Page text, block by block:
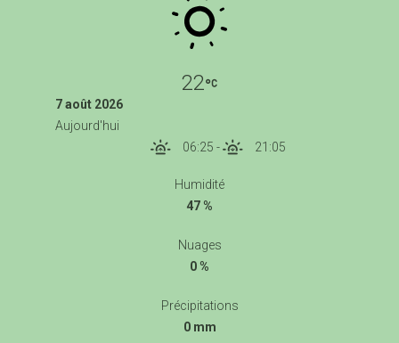
22
7 août 2026
Aujourd'hui
06:25 - 21:05
Humidité
47 %
Nuages
0 %
Précipitations
0 mm